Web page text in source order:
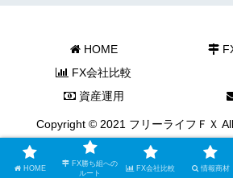
HOME
FX会社比較
資産運用
Copyright © 2021 フリーライフＦＸ
HOME
FX勝ち組への
ルート
FX会社比較 情報商材